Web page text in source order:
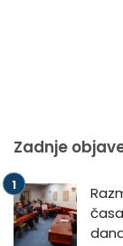
Zadnje